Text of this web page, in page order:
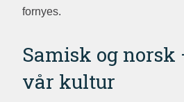
fornyes.
Samisk og norsk
vår kultur